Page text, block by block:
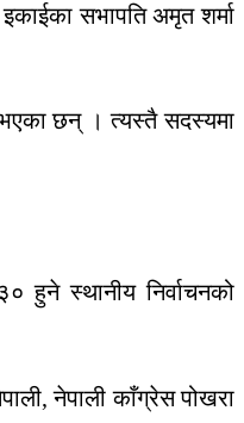
सभापति अमृत शर्मा
भएका छन् । त्यस्तै सदस्यमा
हुने स्थानीय निर्वाचनको
नेपाली काँग्रेस पोखरा